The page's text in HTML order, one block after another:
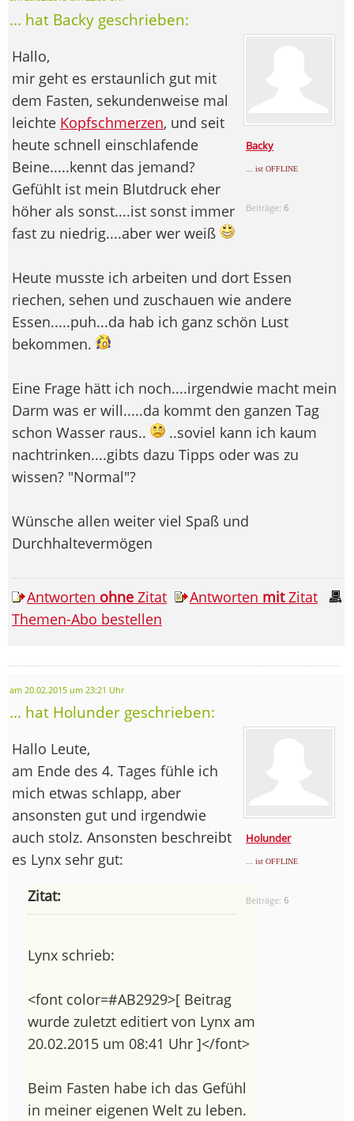
... hat Backy geschrieben:
Backy
... ist OFFLINE
Beiträge: 6
Hallo,
mir geht es erstaunlich gut mit
dem Fasten, sekundenweise mal
leichte Kopfschmerzen, und seit
heute schnell einschlafende
Beine.....kennt das jemand?
Gefühlt ist mein Blutdruck eher
höher als sonst....ist sonst immer
fast zu niedrig....aber wer weiß
Heute musste ich arbeiten und dort Essen
riechen, sehen und zuschauen wie andere
Essen.....puh...da hab ich ganz schön Lust
bekommen.
Eine Frage hätt ich noch....irgendwie macht mein
Darm was er will.....da kommt den ganzen Tag
schon Wasser raus..
..soviel kann ich kaum
nachtrinken....gibts dazu Tipps oder was zu
wissen? "Normal"?
Wünsche allen weiter viel Spaß und
Durchhaltevermögen
Antworten ohne Zitat Antworten mitZitat
Themen-Abo bestellen
am 20.02.2015 um 23:21 Uhr
... hat Holunder geschrieben:
Holunder
... ist OFFLINE
Beiträge:6
Hallo Leute,
am Ende des 4. Tages fühle ich
mich etwas schlapp, aber
ansonsten gut und irgendwie
auch stolz. Ansonsten beschreibt
es Lynx sehr gut:
Zitat:
Lynx schrieb:
<font color=#AB2929>[ Beitrag
wurde zuletzt editiert von Lynx am
20.02.2015 um 08:41 Uhr ]</font>
Beim Fasten habe ich das Gefühl
in meiner eigenen Welt zu leben.